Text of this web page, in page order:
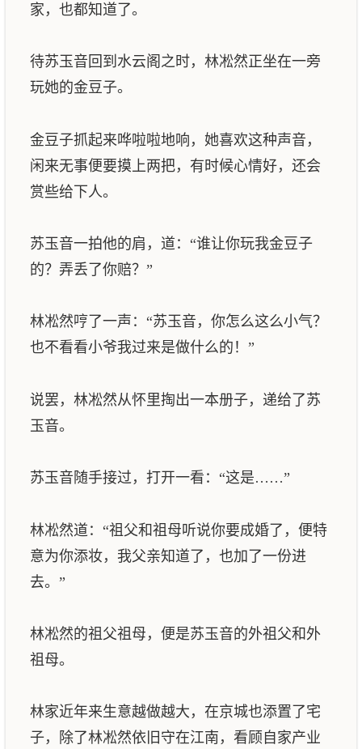
家，也都知道了。
待苏玉音回到水云阁之时，林凇然正坐在一旁
玩她的金豆子。
金豆子抓起来哗啦啦地响，她喜欢这种声音，
闲来无事便要摸上两把，有时候心情好，还会
赏些给下人。
苏玉音一拍他的肩，道：“谁让你玩我金豆子
的？弄丢了你赔？”
林凇然哼了一声：“苏玉音，你怎么这么小气？
也不看看小爷我过来是做什么的！”
说罢，林凇然从怀里掏出一本册子，递给了苏
玉音。
苏玉音随手接过，打开一看：“这是……”
林凇然道：“祖父和祖母听说你要成婚了，便特
意为你添妆，我父亲知道了，也加了一份进
去。”
林凇然的祖父祖母，便是苏玉音的外祖父和外
祖母。
林家近年来生意越做越大，在京城也添置了宅
子，除了林凇然依旧守在江南，看顾自家产业